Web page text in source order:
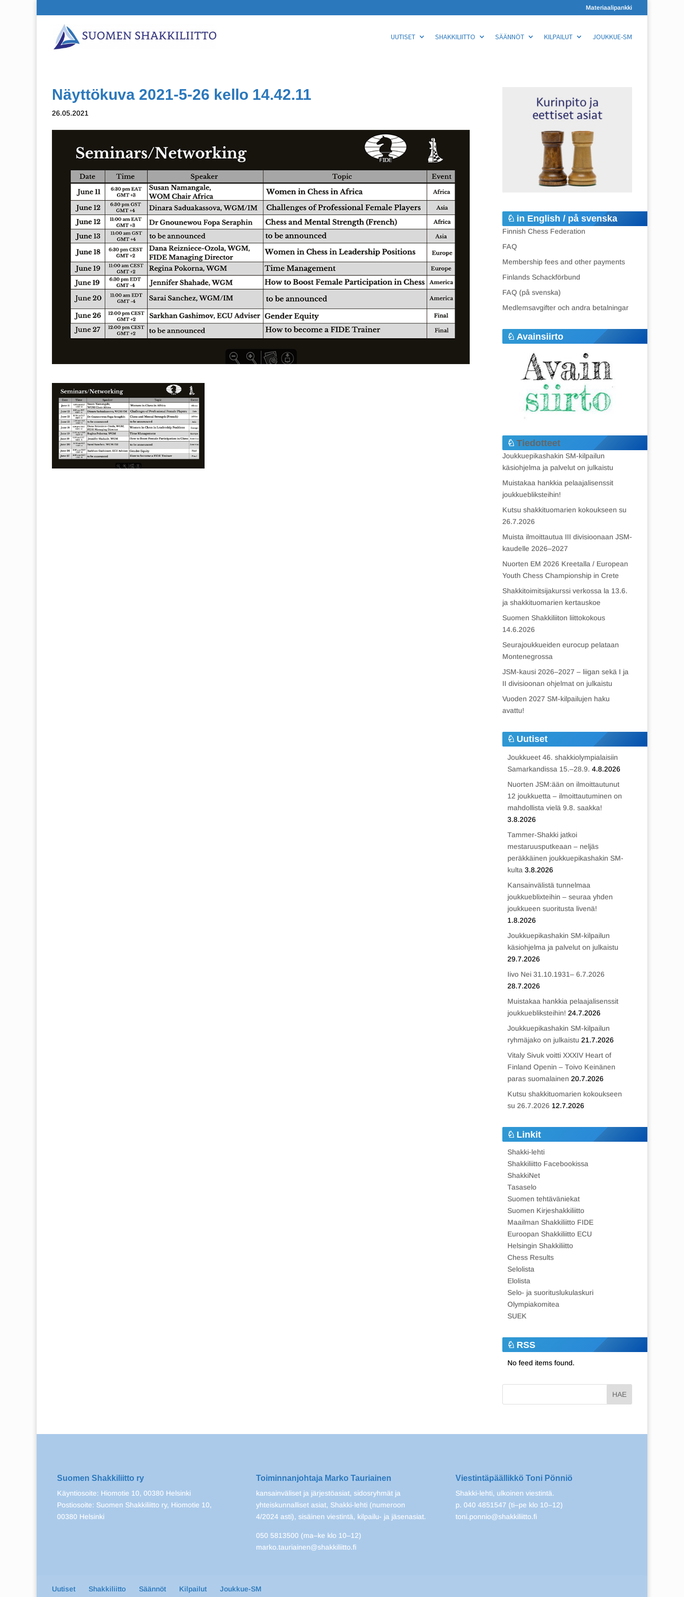
Materiaalipankki
UUTISET SHAKKILIITTO SÄÄNNÖT KILPAILUT JOUKKUE-SM
Näyttökuva 2021-5-26 kello 14.42.11
26.05.2021
in English / på svenska
Finnish Chess Federation
FAQ
Membership fees and other payments
Finlands Schackförbund
FAQ (på svenska)
Medlemsavgifter och andra betalningar
Avainsiirto
Tiedotteet
Joukkuepikashakin SM-kilpailun
käsiohjelma ja palvelut on julkaistu
Muistakaa hankkia pelaajalisenssit
joukkuebliksteihin!
Kutsu shakkituomarien kokoukseen su
26.7.2026
Muista ilmoittautua III divisioonaan JSM-
kaudelle 2026–2027
Nuorten EM 2026 Kreetalla / European
Youth Chess Championship in Crete
Shakkitoimitsijakurssi verkossa la 13.6.
ja shakkituomarien kertauskoe
Suomen Shakkiliiton liittokokous
14.6.2026
Seurajoukkueiden eurocup pelataan
Montenegrossa
JSM-kausi 2026–2027 – liigan sekä I ja
II divisioonan ohjelmat on julkaistu
Vuoden 2027 SM-kilpailujen haku
avattu!
Uutiset
Joukkueet 46. shakkiolympialaisiin
Samarkandissa 15.–28.9. 4.8.2026
Nuorten JSM:ään on ilmoittautunut
12 joukkuetta – ilmoittautuminen on
mahdollista vielä 9.8. saakka!
3.8.2026
Tammer-Shakki jatkoi
mestaruusputkeaan – neljäs
peräkkäinen joukkuepikashakin SM-
kulta 3.8.2026
Kansainvälistä tunnelmaa
joukkueblixteihin – seuraa yhden
joukkueen suoritusta livenä!
1.8.2026
Joukkuepikashakin SM-kilpailun
käsiohjelma ja palvelut on julkaistu
29.7.2026
Iivo Nei 31.10.1931– 6.7.2026
28.7.2026
Muistakaa hankkia pelaajalisenssit
joukkuebliksteihin! 24.7.2026
Joukkuepikashakin SM-kilpailun
ryhmäjako on julkaistu 21.7.2026
Vitaly Sivuk voitti XXXIV Heart of
Finland Openin – Toivo Keinänen
paras suomalainen 20.7.2026
Kutsu shakkituomarien kokoukseen
su 26.7.2026 12.7.2026
Linkit
Shakki-lehti
Shakkiliitto Facebookissa
ShakkiNet
Tasaselo
Suomen tehtäväniekat
Suomen Kirjeshakkiliitto
Maailman Shakkiliitto FIDE
Euroopan Shakkiliitto ECU
Helsingin Shakkiliitto
Chess Results
Selolista
Elolista
Selo- ja suorituslukulaskuri
Olympiakomitea
SUEK
RSS
No feed items found.
Suomen Shakkiliitto ry
Käyntiosoite: Hiomotie 10, 00380 Helsinki
Postiosoite: Suomen Shakkiliitto ry, Hiomotie 10,
00380 Helsinki
Toiminnanjohtaja Marko Tauriainen
kansainväliset ja järjestöasiat, sidosryhmät ja
yhteiskunnalliset asiat, Shakki-lehti (numeroon
4/2024 asti), sisäinen viestintä, kilpailu- ja jäsenasiat.
050 5813500 (ma–ke klo 10–12)
marko.tauriainen@shakkiliitto.fi
Viestintäpäällikkö Toni Pönniö
Shakki-lehti, ulkoinen viestintä.
p. 040 4851547 (ti–pe klo 10–12)
toni.ponnio@shakkiliitto.fi
Uutiset Shakkiliitto Säännöt Kilpailut Joukkue-SM